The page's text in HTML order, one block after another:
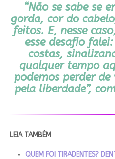
“Não se sabe se
gorda, cor do
feitos. E, nesse
esse desafio
costas,
qualquer tempo
podemos perder
pela liberdade”,
LEIA TAMBÉM
QUEM FOI TIRADENTES?